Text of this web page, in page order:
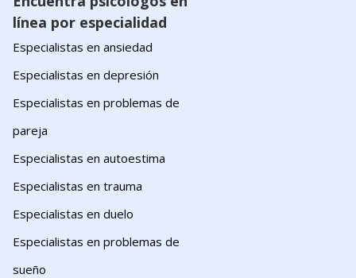
línea por especialidad
Especialistas en ansiedad
Especialistas en depresión
Especialistas en problemas de
pareja
Especialistas en autoestima
Especialistas en trauma
Especialistas en duelo
Especialistas en problemas de
sueño